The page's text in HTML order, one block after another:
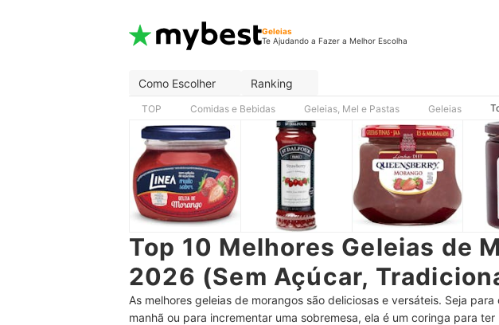
Geleias
Te Ajudando a Fazer a Melhor Escolha
Como Escolher Ranking
TOP Comidas e Bebidas Geleias, Mel e Pastas Geleias
Top 10 Melhores Geleias de
2026 (Sem Açúcar,
As melhores geleias de morangos são deliciosas e versáteis. Seja
manhã ou para incrementar uma sobremesa, ela é um coringa para